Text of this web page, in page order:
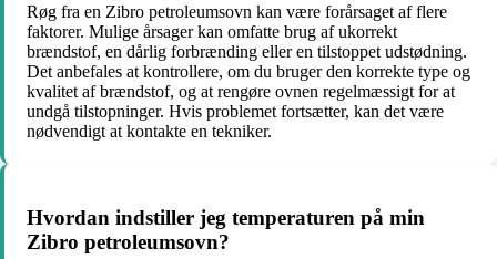
Røg fra en Zibro petroleumsovn kan være forårsaget af flere
faktorer. Mulige årsager kan omfatte brug af ukorrekt
brændstof, en dårlig forbrænding eller en tilstoppet udstødning.
Det anbefales at kontrollere, om du bruger den korrekte type og
kvalitet af brændstof, og at rengøre ovnen regelmæssigt for at
undgå tilstopninger. Hvis problemet fortsætter, kan det være
nødvendigt at kontakte en tekniker.
Hvordan indstiller jeg temperaturen på min
Zibro petroleumsovn?